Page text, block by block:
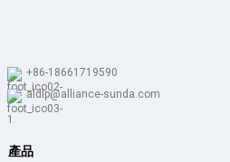
+86-18661719590
aldlp@alliance-sunda.com
產品